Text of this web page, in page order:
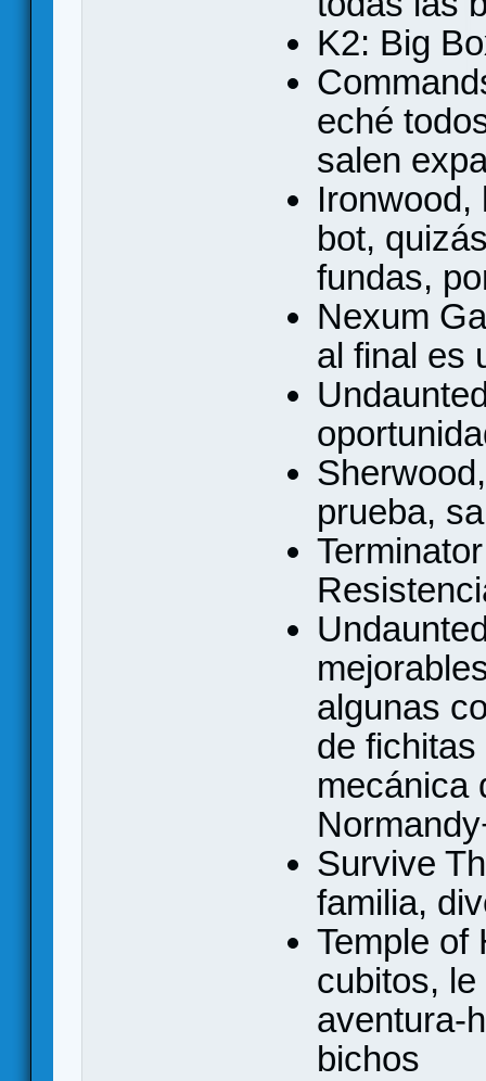
K2: Big
eché
salen
Ironwood,
bot,
fundas,
Nexum
al final es
prueba,
algunas
de
mecánica
Survive
familia,
Temple of
cubitos,
aventura-
bichos